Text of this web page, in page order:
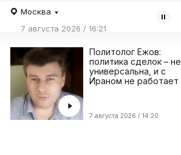
Москва
7 августа 2026 / 16:21
Политолог Ежов:
политика сделок – не
универсальна, и с
Ираном не работает
7 августа 2026 / 14:20